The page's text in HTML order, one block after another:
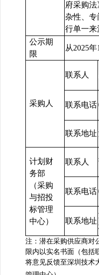
府采购
杂性、专
行单一来
公示期
限
从2025年
采购人
联系人
联系电话
联系地址
计划财
务部
（采购
与招投
标管理
中心）
联系人
联系电话
联系地址
注：潜在采购供应商对
限内以实名书面（包括
将意见反馈至深圳技术